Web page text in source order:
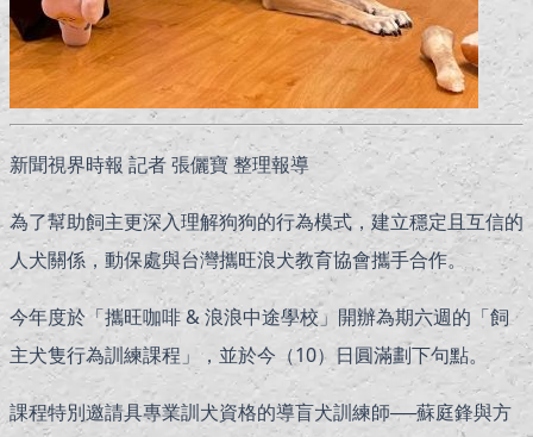
新聞視界時報 記者 張儷寶 整理報導
為了幫助飼主更深入理解狗狗的行為模式，建立穩定且互信的
人犬關係，動保處與台灣攜旺浪犬教育協會攜手合作。
今年度於「攜旺咖啡 & 浪浪中途學校」開辦為期六週的「飼
主犬隻行為訓練課程」，並於今（10）日圓滿劃下句點。
課程特別邀請具專業訓犬資格的導盲犬訓練師──蘇庭鋒與方